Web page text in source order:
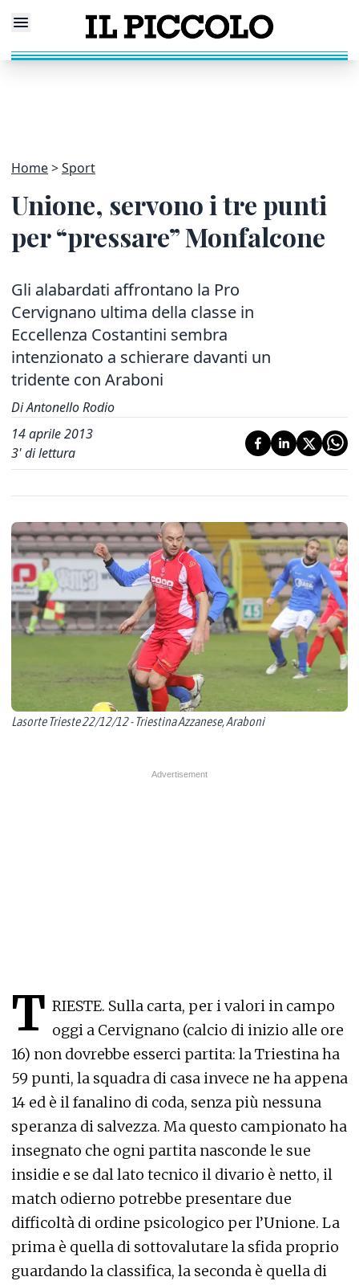
Home Sport
Unione, servono i tre punti
per “pressare” Monfalcone
Gli alabardati affrontano la Pro
Cervignano ultima della classe in
Eccellenza Costantini sembra
intenzionato a schierare davanti un
tridente con Araboni
Di Antonello Rodio
14 aprile 2013
3' di lettura
Lasorte Trieste 22/12/12 - Triestina Azzanese, Araboni
T RIESTE. Sulla carta, per i valori in campo
oggi a Cervignano (calcio di inizio alle ore
16) non dovrebbe esserci partita: la Triestina ha
59 punti, la squadra di casa invece ne ha appena
14 ed è il fanalino di coda, senza più nessuna
speranza di salvezza. Ma questo campionato ha
insegnato che ogni partita nasconde le sue
insidie e se dal lato tecnico il divario è netto, il
match odierno potrebbe presentare due
difficoltà di ordine psicologico per l’Unione. La
prima è quella di sottovalutare la sfida proprio
guardando la classifica, la seconda è quella di